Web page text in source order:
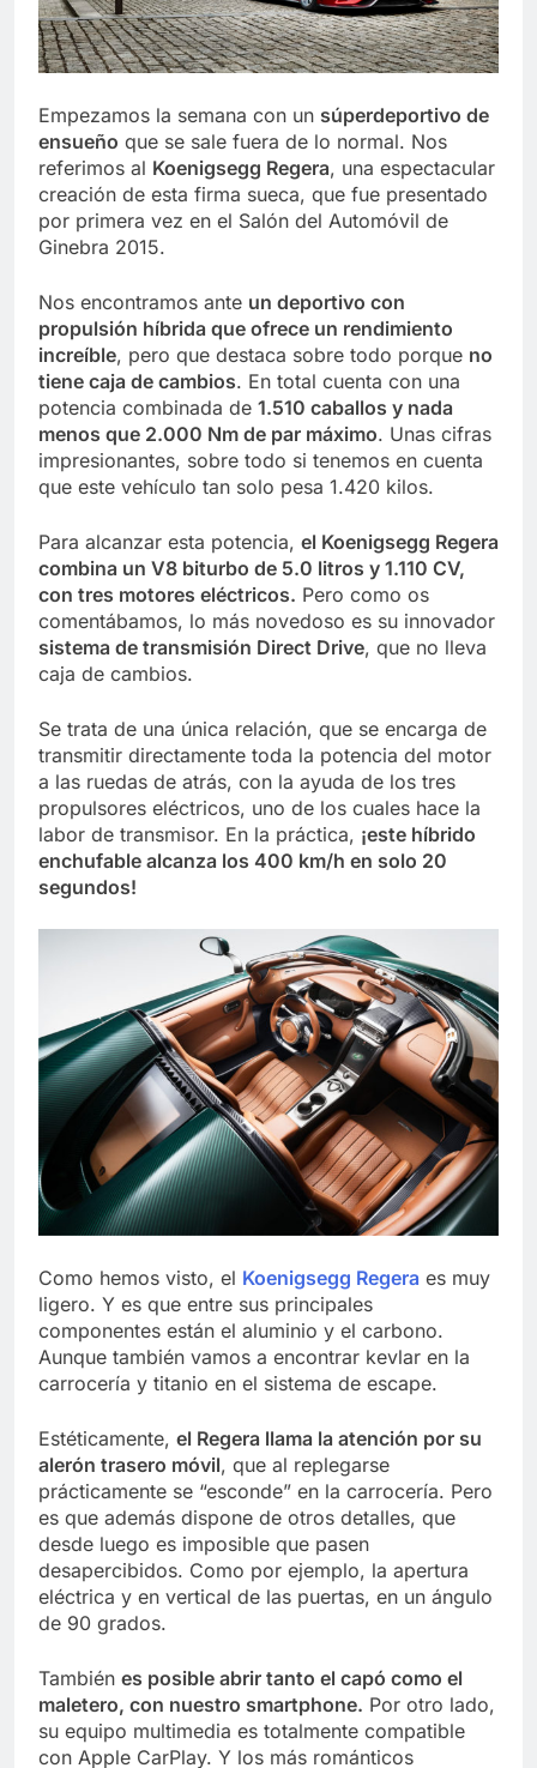
Empezamos la semana con un súperdeportivo de
ensueño que se sale fuera de lo normal. Nos
referimos al Koenigsegg Regera, una espectacular
creación de esta firma sueca, que fue presentado
por primera vez en el Salón del Automóvil de
Ginebra 2015.
Nos encontramos ante un deportivo con
propulsión híbrida que ofrece un rendimiento
increíble, pero que destaca sobre todo porque no
tiene caja de cambios. En total cuenta con una
potencia combinada de 1.510 caballos y nada
menos que 2.000 Nm de par máximo. Unas cifras
impresionantes, sobre todo si tenemos en cuenta
que este vehículo tan solo pesa 1.420 kilos.
Para alcanzar esta potencia, el Koenigsegg Regera
combina un V8 biturbo de 5.0 litros y 1.110 CV,
con tres motores eléctricos. Pero como os
comentábamos, lo más novedoso es su innovador
sistema de transmisión Direct Drive, que no lleva
caja de cambios.
Se trata de una única relación, que se encarga de
transmitir directamente toda la potencia del motor
a las ruedas de atrás, con la ayuda de los tres
propulsores eléctricos, uno de los cuales hace la
labor de transmisor. En la práctica, ¡este híbrido
enchufable alcanza los 400 km/h en solo 20
segundos!
Como hemos visto, el Koenigsegg Regera es muy
ligero. Y es que entre sus principales
componentes están el aluminio y el carbono.
Aunque también vamos a encontrar kevlar en la
carrocería y titanio en el sistema de escape.
Estéticamente, el Regera llama la atención por su
alerón trasero móvil, que al replegarse
prácticamente se “esconde” en la carrocería. Pero
es que además dispone de otros detalles, que
desde luego es imposible que pasen
desapercibidos. Como por ejemplo, la apertura
eléctrica y en vertical de las puertas, en un ángulo
de 90 grados.
También es posible abrir tanto el capó como el
maletero, con nuestro smartphone. Por otro lado,
su equipo multimedia es totalmente compatible
con Apple CarPlay. Y los más románticos